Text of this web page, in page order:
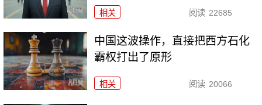
相关 阅读 22685
中国这波操作，直接把西方石化
霸权打出了原形
相关 阅读 20066